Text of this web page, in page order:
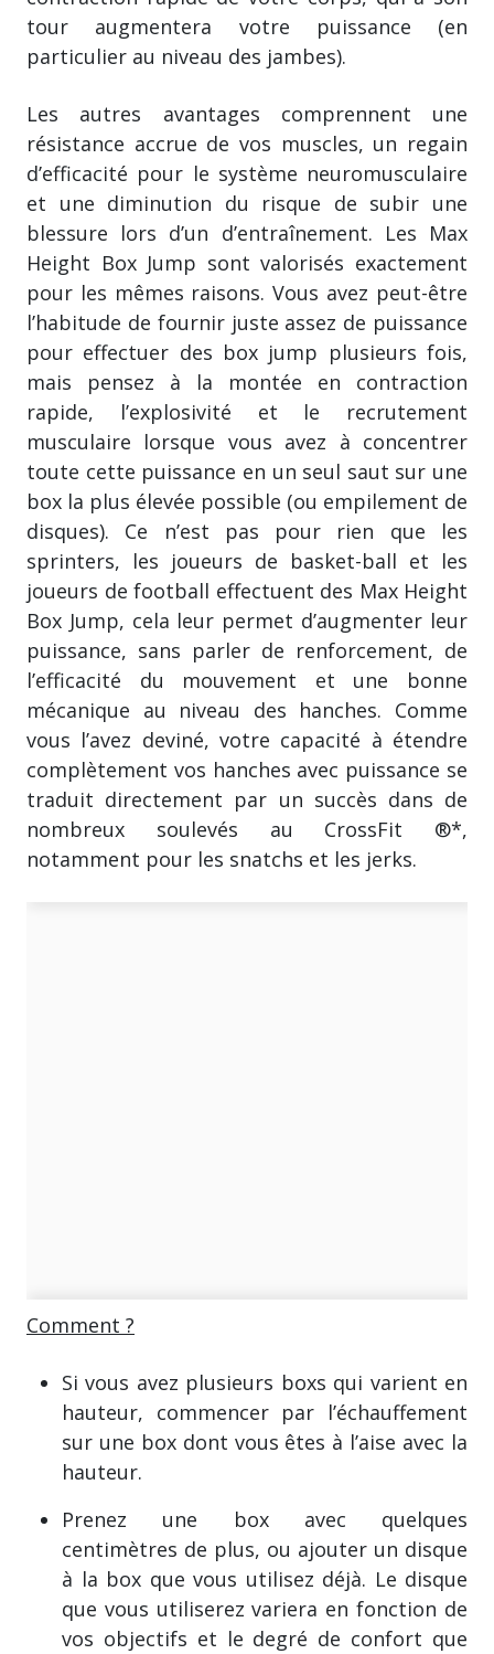
tour augmentera votre puissance (en
particulier au niveau des jambes).
Les autres avantages comprennent une
résistance accrue de vos muscles, un regain
d’efficacité pour le système neuromusculaire
et une diminution du risque de subir une
blessure lors d’un d’entraînement. Les Max
Height Box Jump sont valorisés exactement
pour les mêmes raisons. Vous avez peut-être
l’habitude de fournir juste assez de puissance
pour effectuer des box jump plusieurs fois,
mais pensez à la montée en contraction
rapide, l’explosivité et le recrutement
musculaire lorsque vous avez à concentrer
toute cette puissance en un seul saut sur une
box la plus élevée possible (ou empilement de
disques). Ce n’est pas pour rien que les
sprinters, les joueurs de basket-ball et les
joueurs de football effectuent des Max Height
Box Jump, cela leur permet d’augmenter leur
puissance, sans parler de renforcement, de
l’efficacité du mouvement et une bonne
mécanique au niveau des hanches. Comme
vous l’avez deviné, votre capacité à étendre
complètement vos hanches avec puissance se
traduit directement par un succès dans de
nombreux soulevés au CrossFit ®*,
notamment pour les snatchs et les jerks.
Comment ?
Si vous avez plusieurs boxs qui varient en
hauteur, commencer par l’échauffement
sur une box dont vous êtes à l’aise avec la
hauteur.
Prenez une box avec quelques
centimètres de plus, ou ajouter un disque
à la box que vous utilisez déjà. Le disque
que vous utiliserez variera en fonction de
vos objectifs et le degré de confort que